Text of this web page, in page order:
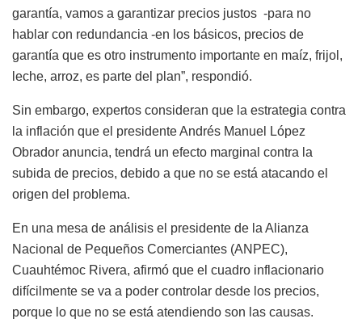
garantía, vamos a garantizar precios justos -para no
hablar con redundancia -en los básicos, precios de
garantía que es otro instrumento importante en maíz, frijol,
leche, arroz, es parte del plan”, respondió.
Sin embargo, expertos consideran que la estrategia contra
la inflación que el presidente Andrés Manuel López
Obrador anuncia, tendrá un efecto marginal contra la
subida de precios, debido a que no se está atacando el
origen del problema.
En una mesa de análisis el presidente de la Alianza
Nacional de Pequeños Comerciantes (ANPEC),
Cuauhtémoc Rivera, afirmó que el cuadro inflacionario
difícilmente se va a poder controlar desde los precios,
porque lo que no se está atendiendo son las causas.